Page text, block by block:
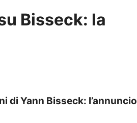
Bisseck: la
di Yann Bisseck: l’annuncio